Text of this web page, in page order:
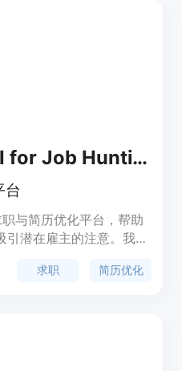
PowerApply - AI for Job Hunting
台
与简历优化平台，帮助
潜在雇主的注意。我们
求职 简历优化